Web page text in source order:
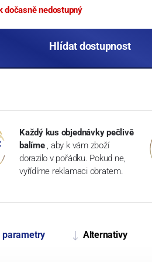
dočasně nedostupný
Hlídat dostupnost
Každý kus objednávky pečlivě
balíme , aby k vám zboží
dorazilo v pořádku. Pokud ne,
vyřídíme reklamaci obratem.
parametry Alternativy